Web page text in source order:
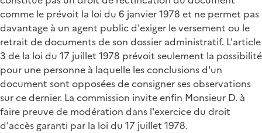
comme le prévoit la loi du 6 janvier 1978 et ne permet pas
davantage à un agent public d'exiger le versement ou le
retrait de documents de son dossier administratif. L'article
3 de la loi du 17 juillet 1978 prévoit seulement la possibilité
pour une personne à laquelle les conclusions d'un
document sont opposées de consigner ses observations
sur ce dernier. La commission invite enfin Monsieur D. à
faire preuve de modération dans l'exercice du droit
d'accès garanti par la loi du 17 juillet 1978.